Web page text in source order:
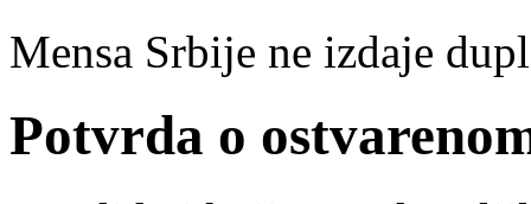
Mensa Srbije ne izdaje
Potvrda o